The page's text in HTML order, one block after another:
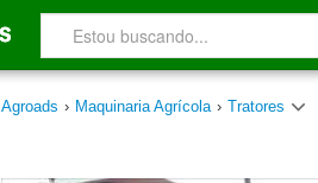
Agroads › Maquinaria Agrícola › Tratores